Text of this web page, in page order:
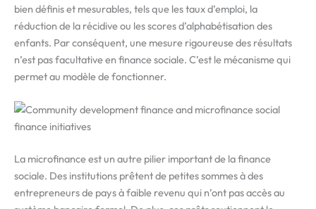
bien définis et mesurables, tels que les taux d’emploi, la
réduction de la récidive ou les scores d’alphabétisation des
enfants. Par conséquent, une mesure rigoureuse des résultats
n’est pas facultative en finance sociale. C’est le mécanisme qui
permet au modèle de fonctionner.
La microfinance est un autre pilier important de la finance
sociale. Des institutions prêtent de petites sommes à des
entrepreneurs de pays à faible revenu qui n’ont pas accès au